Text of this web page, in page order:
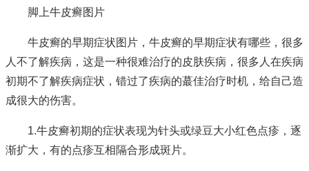
脚上牛皮癣图片
牛皮癣的早期症状图片，牛皮癣的早期症状有哪些，很多
人不了解疾病，这是一种很难治疗的皮肤疾病，很多人在疾病
初期不了解疾病症状，错过了疾病的蕞佳治疗时机，给自己造
成很大的伤害。
1.牛皮癣初期的症状表现为针头或绿豆大小红色点疹，逐
渐扩大，有的点疹互相隔合形成斑片。